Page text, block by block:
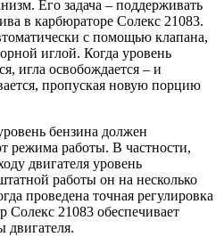
Его задача – поддерживать
в карбюраторе Солекс 21083.
с помощью клапана,
иглой. Когда уровень
игла освобождается – и
пропуская новую порцию
бензина должен
режима работы. В частности,
двигателя уровень
работы он на несколько
проведена точная регулировка
Солекс 21083 обеспечивает